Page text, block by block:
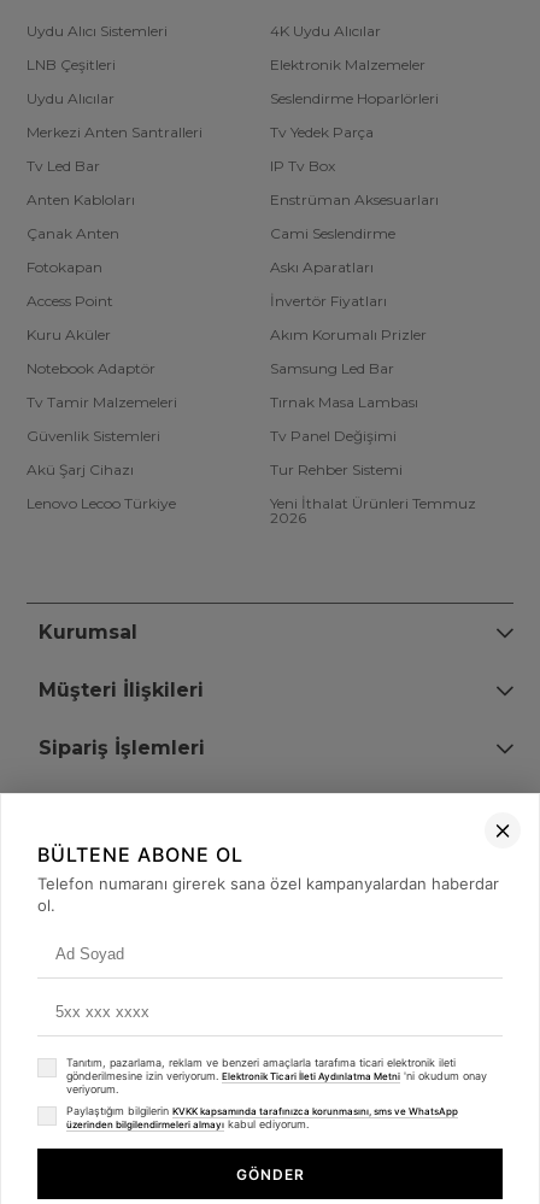
Uydu Alıcı Sistemleri
4K Uydu Alıcılar
LNB Çeşitleri
Elektronik Malzemeler
Uydu Alıcılar
Seslendirme Hoparlörleri
Merkezi Anten Santralleri
Tv Yedek Parça
Tv Led Bar
IP Tv Box
Anten Kabloları
Enstrüman Aksesuarları
Çanak Anten
Cami Seslendirme
Fotokapan
Askı Aparatları
Access Point
İnvertör Fiyatları
Kuru Aküler
Akım Korumalı Prizler
Notebook Adaptör
Samsung Led Bar
Tv Tamir Malzemeleri
Tırnak Masa Lambası
Güvenlik Sistemleri
Tv Panel Değişimi
Akü Şarj Cihazı
Tur Rehber Sistemi
Lenovo Lecoo Türkiye
Yeni İthalat Ürünleri Temmuz
2026
Kurumsal
Müşteri İlişkileri
Sipariş İşlemleri
+90 (850) 473 08 08
© 2008 - 2026merterelektronik.com
- Tüm Hakları Saklıdır. Kredi kartı bilgileriniz 256bit SSL sertifikası ile
Whatsapp
BÜLTENE ABONE OL
Telefon numaranı girerek sana özel kampanyalardan haberdar
ol.
Tanıtım, pazarlama, reklam ve benzeri amaçlarla tarafıma ticari elektronik ileti
gönderilmesine izin veriyorum. Elektronik Ticari İleti Aydınlatma Metni 'ni okudum onay
veriyorum.
Paylaştığım bilgilerin KVKK kapsamında tarafınızca korunmasını, sms ve WhatsApp
üzerinden bilgilendirmeleri almayı kabul ediyorum.
GÖNDER